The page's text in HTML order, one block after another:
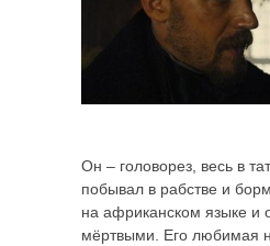
Он – головорез, весь в
побывал в рабстве и
на африканском языке и
мёртвыми. Его любимая